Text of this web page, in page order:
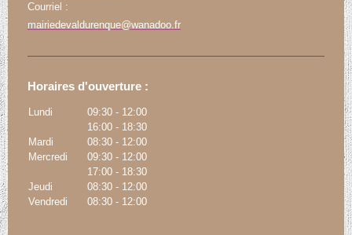
Courriel :
mairiedevaldurenque@wanadoo.fr
Horaires d'ouverture :
Lundi 09:30 - 12:00
16:00 - 18:30
Mardi
08:30 - 12:00
Mercredi
09:30 - 12:00
17:00 - 18:30
Jeudi
08:30 - 12:00
Vendredi
08:30 - 12:00